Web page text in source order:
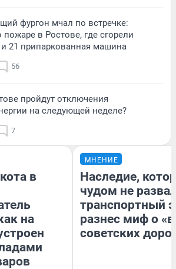
фургон мчал по встречке:
пожаре в Ростове, где сгорели
и 21 припаркованная машина
56
пройдут отключения
на следующей неделе?
7
в
на
МНЕНИЕ
Наследие,
чудом не
транспортный
разнес миф о
советских